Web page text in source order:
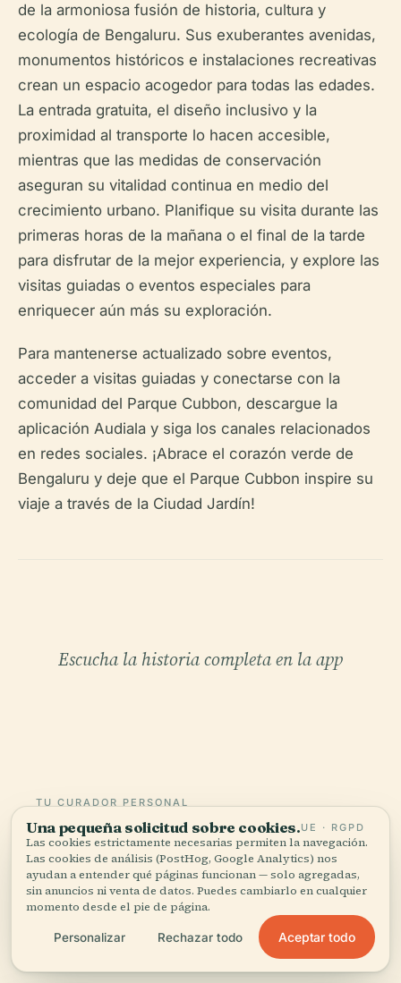
de la armoniosa fusión de historia, cultura y
ecología de Bengaluru. Sus exuberantes avenidas,
monumentos históricos e instalaciones recreativas
crean un espacio acogedor para todas las edades.
La entrada gratuita, el diseño inclusivo y la
proximidad al transporte lo hacen accesible,
mientras que las medidas de conservación
aseguran su vitalidad continua en medio del
crecimiento urbano. Planifique su visita durante las
primeras horas de la mañana o el final de la tarde
para disfrutar de la mejor experiencia, y explore las
visitas guiadas o eventos especiales para
enriquecer aún más su exploración.
Para mantenerse actualizado sobre eventos,
acceder a visitas guiadas y conectarse con la
comunidad del Parque Cubbon, descargue la
aplicación Audiala y siga los canales relacionados
en redes sociales. ¡Abrace el corazón verde de
Bengaluru y deje que el Parque Cubbon inspire su
viaje a través de la Ciudad Jardín!
Escucha la historia completa en la app
TU CURADOR PERSONAL
Todo Parque Cubbon,
bien contado.
Guías de audio para más de 1.100 ciudades en 96
países. Historia, relatos y conocimiento local —
disponibles sin conexión.
Una pequeña solicitud sobre cookies.UE · RGPD
Las cookies estrictamente necesarias permiten la navegación.
Las cookies de análisis (PostHog, Google Analytics) nos
ayudan a entender qué páginas funcionan — solo agregadas,
sin anuncios ni venta de datos. Puedes cambiarlo en cualquier
momento desde el pie de página.
Personalizar Rechazar todo Aceptar todo